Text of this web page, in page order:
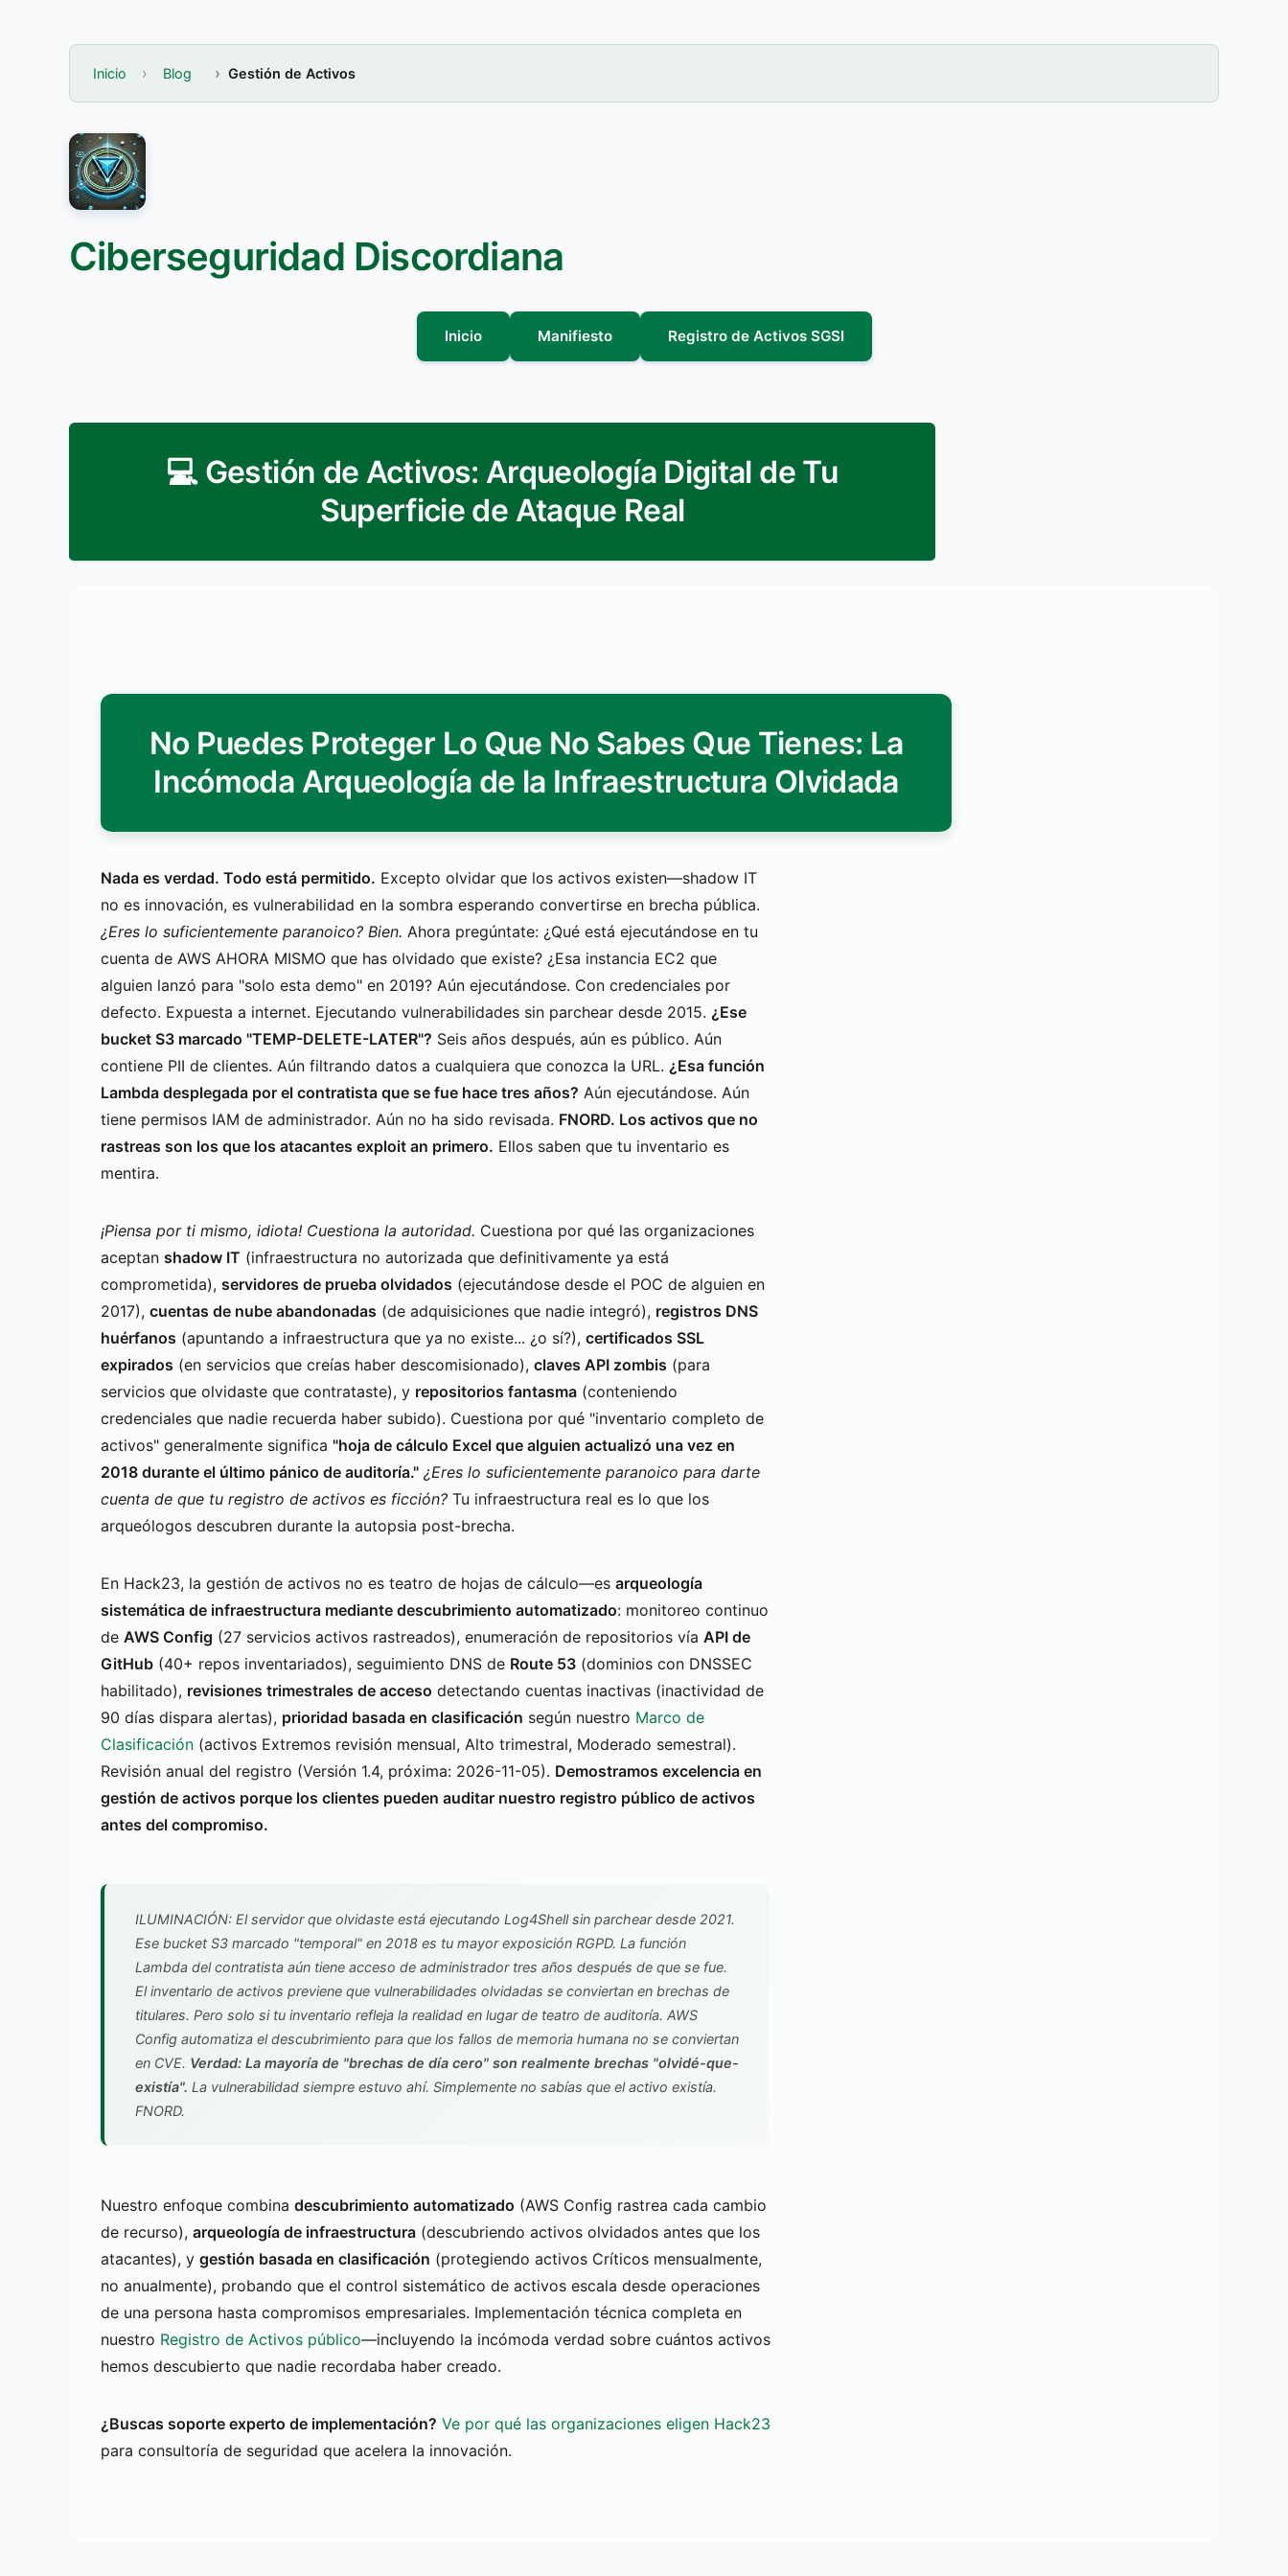
Inicio Blog Gestión de Activos
Ciberseguridad Discordiana
Inicio Manifiesto Registro de Activos SGSI
💻 Gestión de Activos: Arqueología Digital de Tu
Superficie de Ataque Real
No Puedes Proteger Lo Que No Sabes Que Tienes: La
Incómoda Arqueología de la Infraestructura Olvidada
Nada es verdad. Todo está permitido. Excepto olvidar que los activos existen—shadow IT
no es innovación, es vulnerabilidad en la sombra esperando convertirse en brecha pública.
¿Eres lo suficientemente paranoico? Bien. Ahora pregúntate: ¿Qué está ejecutándose en tu
cuenta de AWS AHORA MISMO que has olvidado que existe? ¿Esa instancia EC2 que
alguien lanzó para "solo esta demo" en 2019? Aún ejecutándose. Con credenciales por
defecto. Expuesta a internet. Ejecutando vulnerabilidades sin parchear desde 2015. ¿Ese
bucket S3 marcado "TEMP-DELETE-LATER"? Seis años después, aún es público. Aún
contiene PII de clientes. Aún filtrando datos a cualquiera que conozca la URL. ¿Esa función
Lambda desplegada por el contratista que se fue hace tres años? Aún ejecutándose. Aún
tiene permisos IAM de administrador. Aún no ha sido revisada. FNORD. Los activos que no
rastreas son los que los atacantes exploit an primero. Ellos saben que tu inventario es
mentira.
¡Piensa por ti mismo, idiota! Cuestiona la autoridad. Cuestiona por qué las organizaciones
aceptan shadow IT (infraestructura no autorizada que definitivamente ya está
comprometida), servidores de prueba olvidados (ejecutándose desde el POC de alguien en
2017), cuentas de nube abandonadas (de adquisiciones que nadie integró), registros DNS
huérfanos (apuntando a infraestructura que ya no existe... ¿o sí?), certificados SSL
expirados (en servicios que creías haber descomisionado), claves API zombis (para
servicios que olvidaste que contrataste), y repositorios fantasma (conteniendo
credenciales que nadie recuerda haber subido). Cuestiona por qué "inventario completo de
activos" generalmente significa "hoja de cálculo Excel que alguien actualizó una vez en
2018 durante el último pánico de auditoría." ¿Eres lo suficientemente paranoico para darte
cuenta de que tu registro de activos es ficción? Tu infraestructura real es lo que los
arqueólogos descubren durante la autopsia post-brecha.
En Hack23, la gestión de activos no es teatro de hojas de cálculo—es arqueología
sistemática de infraestructura mediante descubrimiento automatizado: monitoreo continuo
de AWS Config (27 servicios activos rastreados), enumeración de repositorios vía API de
GitHub (40+ repos inventariados), seguimiento DNS de Route 53 (dominios con DNSSEC
habilitado), revisiones trimestrales de acceso detectando cuentas inactivas (inactividad de
90 días dispara alertas), prioridad basada en clasificación según nuestro Marco de
Clasificación (activos Extremos revisión mensual, Alto trimestral, Moderado semestral).
Revisión anual del registro (Versión 1.4, próxima: 2026-11-05). Demostramos excelencia en
gestión de activos porque los clientes pueden auditar nuestro registro público de activos
antes del compromiso.
ILUMINACIÓN: El servidor que olvidaste está ejecutando Log4Shell sin parchear desde 2021.
Ese bucket S3 marcado "temporal" en 2018 es tu mayor exposición RGPD. La función
Lambda del contratista aún tiene acceso de administrador tres años después de que se fue.
El inventario de activos previene que vulnerabilidades olvidadas se conviertan en brechas de
titulares. Pero solo si tu inventario refleja la realidad en lugar de teatro de auditoría. AWS
Config automatiza el descubrimiento para que los fallos de memoria humana no se conviertan
en CVE. Verdad: La mayoría de "brechas de día cero" son realmente brechas "olvidé-que-
existía". La vulnerabilidad siempre estuvo ahí. Simplemente no sabías que el activo existía.
FNORD.
Nuestro enfoque combina descubrimiento automatizado (AWS Config rastrea cada cambio
de recurso), arqueología de infraestructura (descubriendo activos olvidados antes que los
atacantes), y gestión basada en clasificación (protegiendo activos Críticos mensualmente,
no anualmente), probando que el control sistemático de activos escala desde operaciones
de una persona hasta compromisos empresariales. Implementación técnica completa en
nuestro Registro de Activos público—incluyendo la incómoda verdad sobre cuántos activos
hemos descubierto que nadie recordaba haber creado.
¿Buscas soporte experto de implementación? Ve por qué las organizaciones eligen Hack23
para consultoría de seguridad que acelera la innovación.